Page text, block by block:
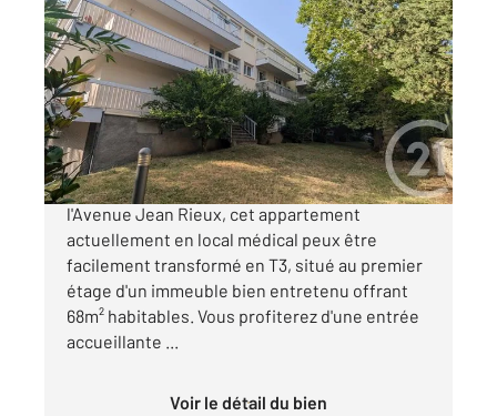
TOULOUSE 31
67,86 m2, 2 pièces
Ref : 20400
Appartement F3 à vendre
240 000 €
TOULOUSE (31500) COTE PAVÉE : Proche de
l'Avenue Jean Rieux, cet appartement
actuellement en local médical peux être
facilement transformé en T3, situé au premier
étage d'un immeuble bien entretenu offrant
68m² habitables. Vous profiterez d'une entrée
accueillante ...
Voir le détail du bien